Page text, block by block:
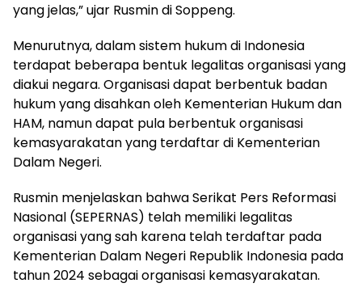
yang jelas,” ujar Rusmin di Soppeng.
Menurutnya, dalam sistem hukum di Indonesia
terdapat beberapa bentuk legalitas organisasi yang
diakui negara. Organisasi dapat berbentuk badan
hukum yang disahkan oleh Kementerian Hukum dan
HAM, namun dapat pula berbentuk organisasi
kemasyarakatan yang terdaftar di Kementerian
Dalam Negeri.
Rusmin menjelaskan bahwa Serikat Pers Reformasi
Nasional (SEPERNAS) telah memiliki legalitas
organisasi yang sah karena telah terdaftar pada
Kementerian Dalam Negeri Republik Indonesia pada
tahun 2024 sebagai organisasi kemasyarakatan.